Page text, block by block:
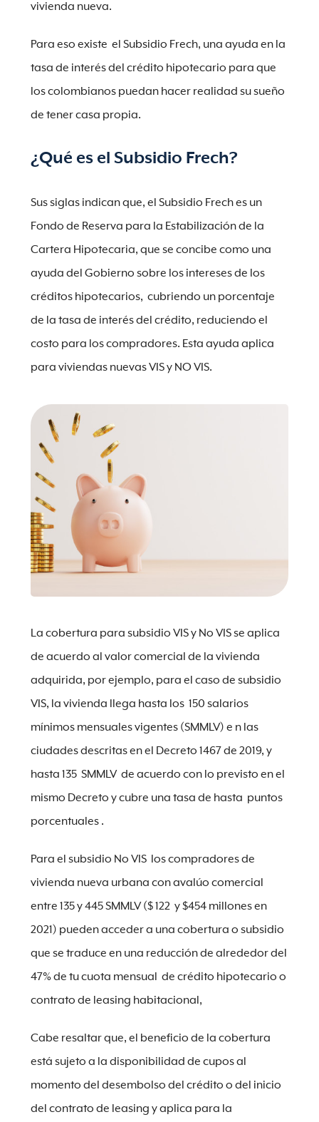
vivienda nueva.
Para eso existe el Subsidio Frech, una ayuda en la
tasa de interés del crédito hipotecario para que
los colombianos puedan hacer realidad su sueño
de tener casa propia.
¿Qué es el Subsidio Frech?
Sus siglas indican que, el Subsidio Frech es un
Fondo de Reserva para la Estabilización de la
Cartera Hipotecaria, que se concibe como una
ayuda del Gobierno sobre los intereses de los
créditos hipotecarios, cubriendo un porcentaje
de la tasa de interés del crédito, reduciendo el
costo para los compradores. Esta ayuda aplica
para viviendas nuevas VIS y NO VIS.
La cobertura para subsidio VIS y No VIS se aplica
de acuerdo al valor comercial de la vivienda
adquirida, por ejemplo, para el caso de subsidio
VIS, la vivienda llega hasta los 150 salarios
mínimos mensuales vigentes (SMMLV) e n las
ciudades descritas en el Decreto 1467 de 2019, y
hasta 135 SMMLV de acuerdo con lo previsto en el
mismo Decreto y cubre una tasa de hasta puntos
porcentuales .
Para el subsidio No VIS los compradores de
vivienda nueva urbana con avalúo comercial
entre 135 y 445 SMMLV ($ 122 y $454 millones en
2021) pueden acceder a una cobertura o subsidio
que se traduce en una reducción de alrededor del
47% de tu cuota mensual de crédito hipotecario o
contrato de leasing habitacional,
Cabe resaltar que, el beneficio de la cobertura
está sujeto a la disponibilidad de cupos al
momento del desembolso del crédito o del inicio
del contrato de leasing y aplica para la